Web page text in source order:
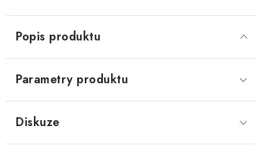
Popis produktu
Parametry produktu
Diskuze